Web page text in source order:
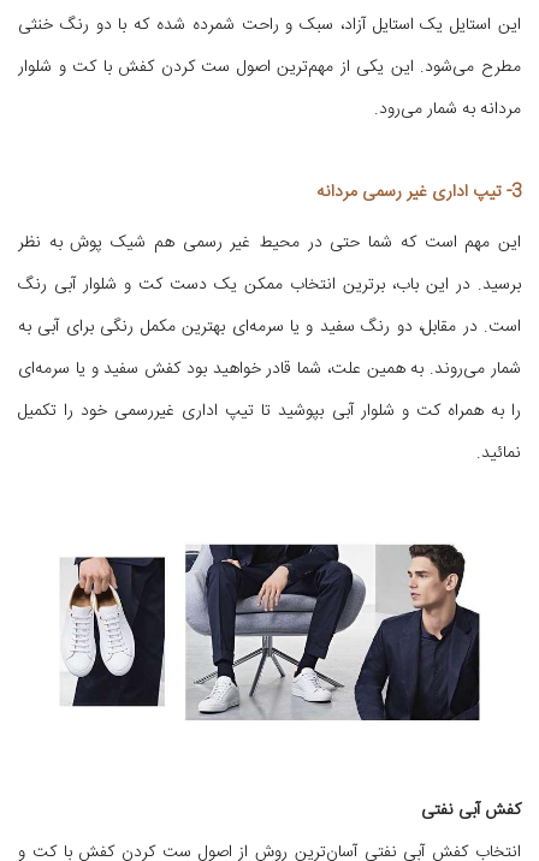
این استایل یک استایل آزاد، سبک و راحت شمرده شده که با دو رنگ خنثی
مطرح می‌شود. این یکی از مهم‌ترین اصول ست کردن کفش با کت و شلوار
مردانه به شمار می‌رود.
3- تیپ اداری غیر رسمی مردانه
این مهم است که شما حتی در محیط غیر رسمی هم شیک پوش به نظر
برسید. در این باب، برترین انتخاب ممکن یک دست کت و شلوار آبی رنگ
است. در مقابل، دو رنگ سفید و یا سرمه‌ای بهترین مکمل رنگی برای آبی به
شمار می‌روند. به همین علت، شما قادر خواهید بود کفش سفید و یا سرمه‌ای
را به همراه کت و شلوار آبی بپوشید تا تیپ اداری غیررسمی خود را تکمیل
نمائید.
کفش آبی نفتی
انتخاب کفش آبی نفتی آسان‌ترین روش از اصول ست کردن کفش با کت و